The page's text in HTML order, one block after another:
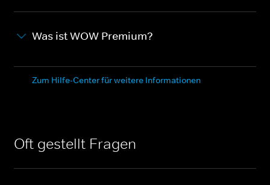
Was ist WOW Premium?
Zum Hilfe-Center für weitere Informationen
Oft gestellt Fragen